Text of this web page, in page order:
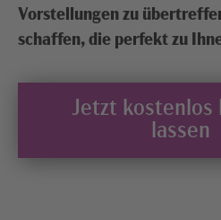
Vorstellungen zu
schaffen, die perfekt zu
Jetzt kostenlos
lassen